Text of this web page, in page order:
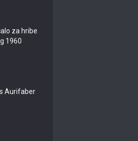
za hribe
1960
Aurifaber